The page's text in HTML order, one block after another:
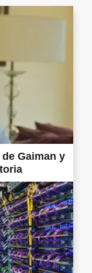
Gaiman y